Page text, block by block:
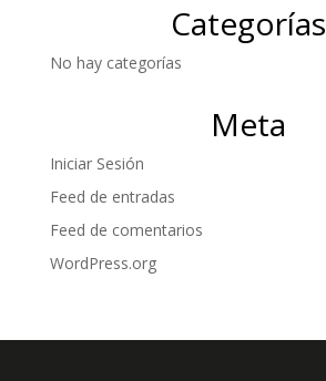
Categorías
No hay categorías
Meta
Iniciar Sesión
Feed de entradas
Feed de comentarios
WordPress.org